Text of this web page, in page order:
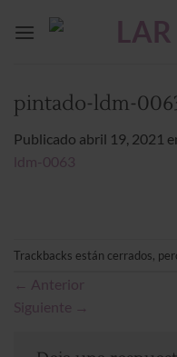
pintado-ldm-
Publicado abril 19, 2021
ldm-0063
Trackbacks están cerrados,
← Anterior
Siguiente →